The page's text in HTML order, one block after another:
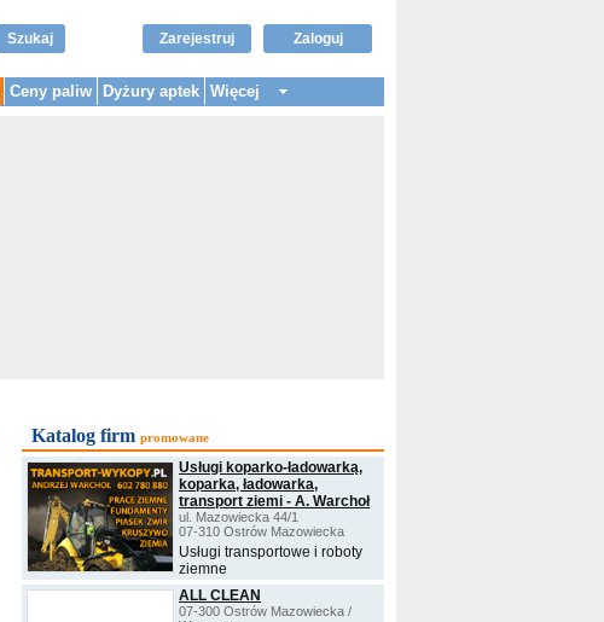
Szukaj Zaloguj
Zarejestruj
Ceny paliw Dyżury aptek Więcej
Katalog firm promowane
Usługi koparko-ładowarką,
koparka, ładowarka,
transport ziemi - A. Warchoł
ul. Mazowiecka 44/1
07-310 Ostrów Mazowiecka
Usługi transportowe i roboty
ziemne
ALL CLEAN
07-300 Ostrów Mazowiecka /